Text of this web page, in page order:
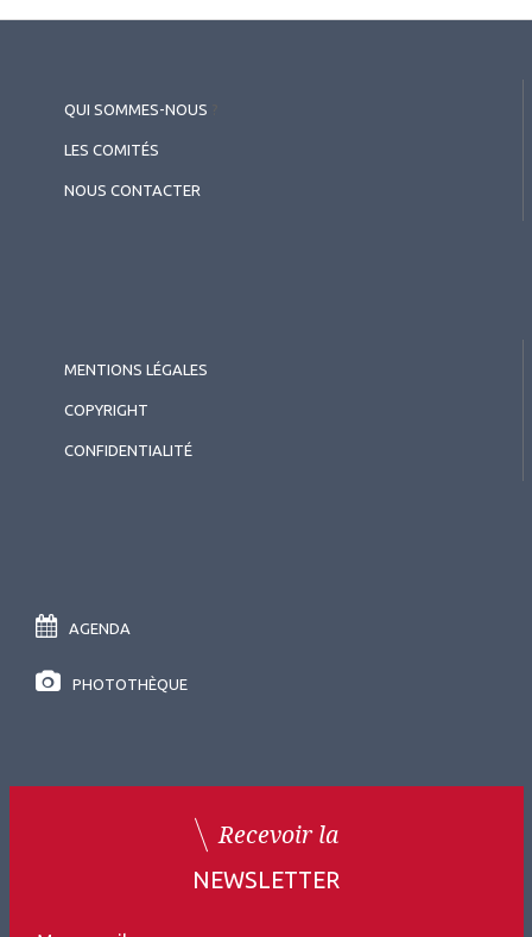
2026.05.26
Pédiatrie,Myopie
Anomalies de la périphérie
QUI SOMMES-NOUS
LES COMITÉS
NOUS CONTACTER
MENTIONS LÉGALES
COPYRIGHT
CONFIDENTIALITÉ
AGENDA
PHOTOTHÈQUE
Recevoir la
NEWSLETTER